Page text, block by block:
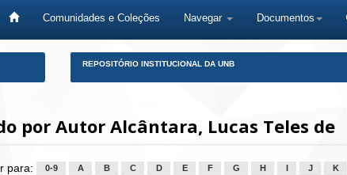
Comunidades e Coleções Navegar Documentos
REPOSITÓRIO INSTITUCIONAL DA UNB
por Autor Alcântara, Lucas Teles de
para: 0-9 A B C D E F G H J K